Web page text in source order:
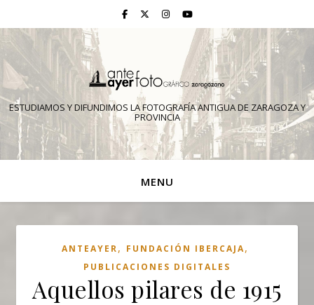
ESTUDIAMOS Y DIFUNDIMOS LA FOTOGRAFÍA ANTIGUA DE ZARAGOZA Y
PROVINCIA
MENU
ANTEAYER, FUNDACIÓN IBERCAJA,
PUBLICACIONES DIGITALES
Aquellos pilares de 1915